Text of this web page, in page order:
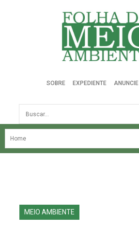
Folha do Meio Ambiente
SOBRE EXPEDIENTE ANUNCIE
Busca
NOSSA HISTÓRIA
EDIÇÕES ANTERIORES
MEIO AMBIENTE